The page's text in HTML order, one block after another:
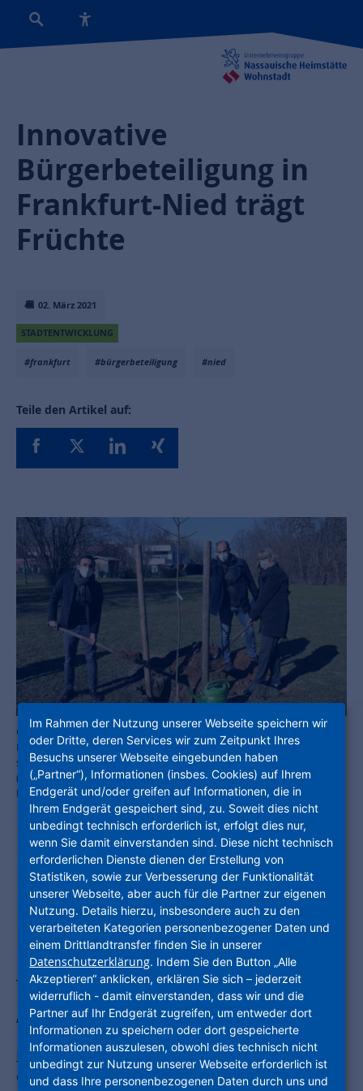
02. März 2021
STADTENTWICKLUNG
#frankfurt #bürgerbeteiligung #nied
Teile den Artikel auf:
Innovative
Bürgerbeteiligung in
Frankfurt-Nied trägt
Früchte
Gemeinsamer Pflanztermin: NHW-Geschäftsführerin Monika
Fontaine-Kretschmer und Frankfurts Planungsdezernent Mike Josef
setzen den Birnbaum mit Unterstützung von Jan Thielmann
(ProjektStadt) behutsam in den Boden im Nieder Park ein. Foto:
NHW / Thomas Rohnke
Planungsdezernent Mike Josef und
NHW-Geschäftsführerin Monika
Fontaine-Kretschmer pflanzen
Birnbaum / Preis für erfolgreiche
Teilnahme an Landeswettbewerb
„Sozialer Zusammenhalt“
Frankfurt am Main– Die ProjektStadt gehört zu
den prämierten Gewinnern des
Im Rahmen der Nutzung unserer Webseite speichern wir
oder Dritte, deren Services wir zum Zeitpunkt Ihres
Besuchs unserer Webseite eingebunden haben
(„Partner“), Informationen (insbes. Cookies) auf Ihrem
Endgerät und/oder greifen auf Informationen, die in
Ihrem Endgerät gespeichert sind, zu. Soweit dies nicht
unbedingt technisch erforderlich ist, erfolgt dies nur,
wenn Sie damit einverstanden sind. Diese nicht technisch
erforderlichen Dienste dienen der Erstellung von
Statistiken, sowie zur Verbesserung der Funktionalität
unserer Webseite, aber auch für die Partner zur eigenen
Nutzung. Details hierzu, insbesondere auch zu den
verarbeiteten Kategorien personenbezogener Daten und
einem Drittlandtransfer finden Sie in unserer
Datenschutzerklärung. Indem Sie den Button „Alle
Akzeptieren“ anklicken, erklären Sie sich – jederzeit
widerruflich - damit einverstanden, dass wir und die
Partner auf Ihr Endgerät zugreifen, um entweder dort
Informationen zu speichern oder dort gespeicherte
Informationen auszulesen, obwohl dies technisch nicht
unbedingt zur Nutzung unserer Webseite erforderlich ist
und dass Ihre personenbezogenen Daten durch uns und